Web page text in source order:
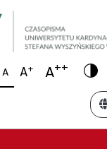
A A+ A++